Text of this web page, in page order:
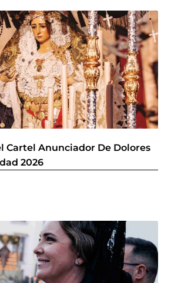
Cartel Anunciador De Dolores
2026